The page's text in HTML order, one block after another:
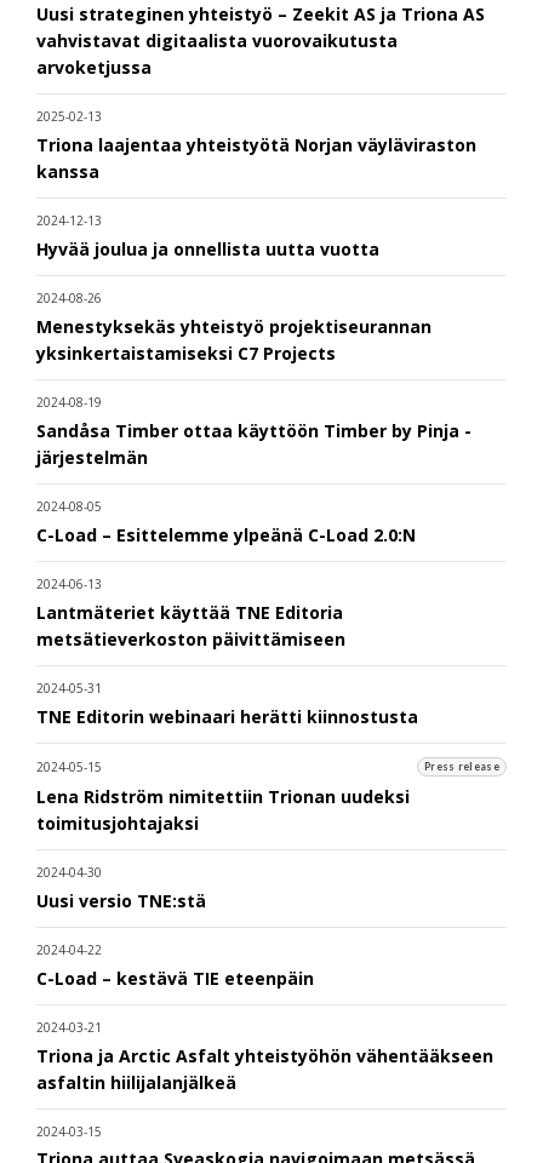
Uusi strateginen yhteistyö – Zeekit AS ja Triona AS
vahvistavat digitaalista vuorovaikutusta
arvoketjussa
2025-02-13
Triona laajentaa yhteistyötä Norjan väyläviraston
kanssa
2024-12-13
Hyvää joulua ja onnellista uutta vuotta
2024-08-26
Menestyksekäs yhteistyö projektiseurannan
yksinkertaistamiseksi C7 Projects
2024-08-19
Sandåsa Timber ottaa käyttöön Timber by Pinja -
järjestelmän
2024-08-05
C-Load – Esittelemme ylpeänä C-Load 2.0:N
2024-06-13
Lantmäteriet käyttää TNE Editoria
metsätieverkoston päivittämiseen
2024-05-31
TNE Editorin webinaari herätti kiinnostusta
2024-05-15 Press release
Lena Ridström nimitettiin Trionan uudeksi
toimitusjohtajaksi
2024-04-30
Uusi versio TNE:stä
2024-04-22
C-Load – kestävä TIE eteenpäin
2024-03-21
Triona ja Arctic Asfalt yhteistyöhön vähentääkseen
asfaltin hiilijalanjälkeä
2024-03-15